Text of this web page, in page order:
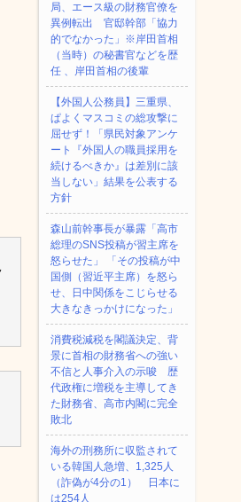
局、エース級の財務官僚を
異例転出 官邸幹部「協力
的でなかった」※岸田首相
（当時）の秘書官などを歴
任 、岸田首相の後輩
【外国人公務員】三重県、
ぱよくマスコミの総攻撃に
屈せず！「県民対象アンケ
ート『外国人の職員採用を
続けるべきか』は差別に該
当しない」結果を公表する
方針
森山前幹事長が暴露「高市
総理のSNS投稿が習主席を
怒らせた」 「その投稿が中
国側（習近平主席）を怒ら
せ、日中関係をこじらせる
大きなきっかけになった」
消費税減税を閣議決定、背
景に首相の財務省への強い
不信と人事介入の示唆 歴
代政権に増税を主導してき
た財務省、高市内閣に完全
敗北
海外の刑務所に収監されて
いる韓国人急増、1,325人
（詐偽が4分の1） 日本に
は254人